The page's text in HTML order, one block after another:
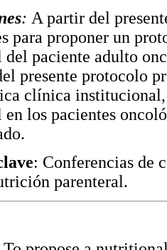
: A partir del
para proponer un
paciente adulto
presente protocolo
clínica
los pacientes
: Conferencias de
parenteral.